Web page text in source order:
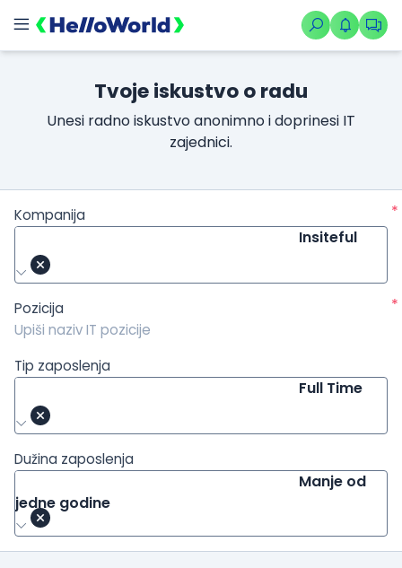
Tvoje iskustvo o radu
Unesi radno iskustvo anonimno i doprinesi IT
zajednici.
Kompanija
*
Insiteful
Pozicija *
Tip zaposlenja
Full Time
Dužina zaposlenja
Manje od
jedne godine
/kompanije/iskustvo/